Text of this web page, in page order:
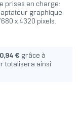
prises en charge:
graphique:
x 4320 pixels.
0,94 € grâce à
totalisera ainsi